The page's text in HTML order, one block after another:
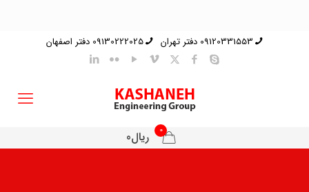
09120331553 دفتر تهران 09130222025 دفتر اصفهان
0 ریال0